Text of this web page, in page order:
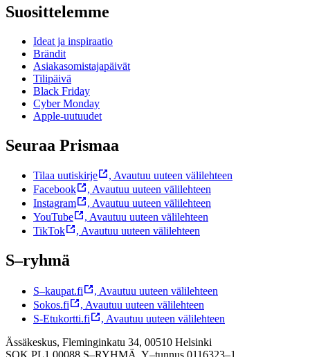
Suosittelemme
Ideat ja inspiraatio
Brändit
Asiakasomistajapäivät
Tilipäivä
Black Friday
Cyber Monday
Apple-uutuudet
Seuraa Prismaa
Tilaa uutiskirje , Avautuu uuteen välilehteen
Facebook
, Avautuu uuteen välilehteen
Instagram
, Avautuu uuteen välilehteen
YouTube
, Avautuu uuteen välilehteen
TikTok
, Avautuu uuteen välilehteen
S–ryhmä
S–kaupat.fi , Avautuu uuteen välilehteen
Sokos.fi
, Avautuu uuteen välilehteen
S-Etukortti.fi
, Avautuu uuteen välilehteen
Ässäkeskus, Fleminginkatu 34, 00510 Helsinki